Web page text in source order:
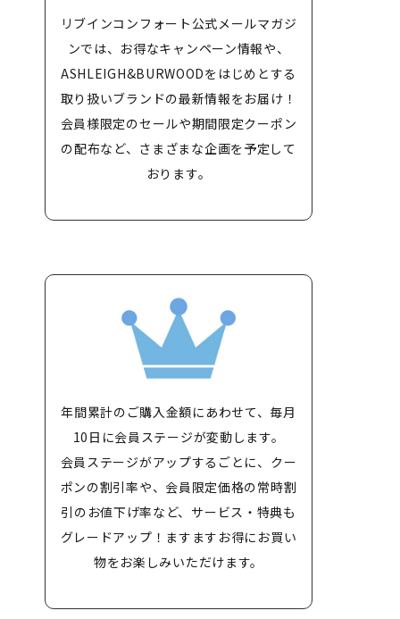
リブインコンフォート公式メールマガジ
ンでは、お得なキャンペーン情報や、
ASHLEIGH&BURWOODをはじめとする
取り扱いブランドの最新情報をお届け！
会員様限定のセールや期間限定クーポン
の配布など、さまざまな企画を予定して
おります。
年間累計のご購入金額にあわせて、毎月
10日に会員ステージが変動します。
会員ステージがアップするごとに、クー
ポンの割引率や、会員限定価格の常時割
引のお値下げ率など、サービス・特典も
グレードアップ！ますますお得にお買い
物をお楽しみいただけます。